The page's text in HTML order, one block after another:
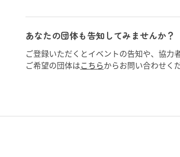
あなたの団体も告知してみませんか？
ご登録いただくとイベントの告知や、協力
ご希望の団体はこちらからお問い合わせく